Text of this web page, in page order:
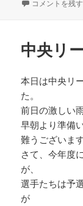
稿
夏の宮津合宿 に
コメントを残す
中央リ
本日は中央リ
た。
前日の激しい
早朝より準備
難うございます
さて、今年度
が、
選手たちは予
が